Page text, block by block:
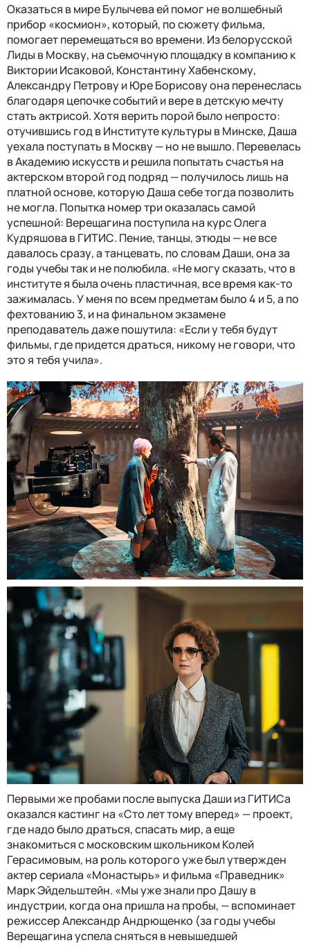
Оказаться в мире Булычева ей помог не волшебный
прибор «космион», который, по сюжету фильма,
помогает перемещаться во времени. Из белорусской
Лиды в Москву, на съемочную площадку в компанию к
Виктории Исаковой, Константину Хабенскому,
Александру Петрову и Юре Борисову она перенеслась
благодаря цепочке событий и вере в детскую мечту
стать актрисой. Хотя верить порой было непросто:
отучившись год в Институте культуры в Минске, Даша
уехала поступать в Москву — но не вышло. Перевелась
в Академию искусств и решила попытать счастья на
актерском второй год подряд — получилось лишь на
платной основе, которую Даша себе тогда позволить
не могла. Попытка номер три оказалась самой
успешной: Верещагина поступила на курс Олега
Кудряшова в ГИТИС. Пение, танцы, этюды — не все
давалось сразу, а танцевать, по словам Даши, она за
годы учебы так и не полюбила. «Не могу сказать, что в
институте я была очень пластичная, все время как-то
зажималась. У меня по всем предметам было 4 и 5, а по
фехтованию 3, и на финальном экзамене
преподаватель даже пошутила: «Если у тебя будут
фильмы, где придется драться, никому не говори, что
это я тебя учила».
Первыми же пробами после выпуска Даши из ГИТИСа
оказался кастинг на «Сто лет тому вперед» — проект,
где надо было драться, спасать мир, а еще
знакомиться с московским школьником Колей
Герасимовым, на роль которого уже был утвержден
актер сериала «Монастырь» и фильма «Праведник»
Марк Эйдельштейн. «Мы уже знали про Дашу в
индустрии, когда она пришла на пробы, — вспоминает
режиссер Александр Андрющенко (за годы учебы
Верещагина успела сняться в невышедшей